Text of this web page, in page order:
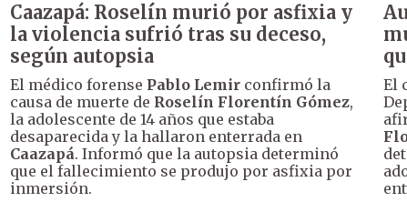
Caazapá: Roselín murió por asfixia y
la violencia sufrió tras su deceso,
según autopsia
El médico forense Pablo Lemir confirmó la
causa de muerte de Roselín Florentín Gómez,
la adolescente de 14 años que estaba
desaparecida y la hallaron enterrada en
Caazapá. Informó que la autopsia determinó
que el fallecimiento se produjo por asfixia por
inmersión.
El